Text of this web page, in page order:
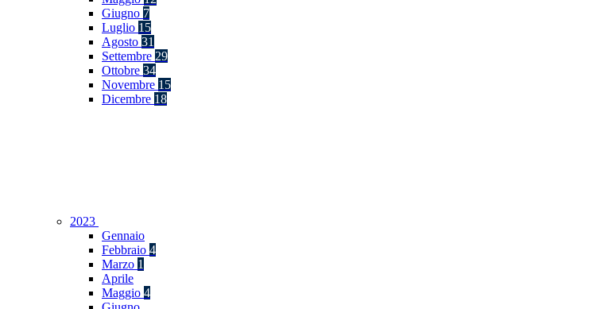
Giugno 7
Luglio 15
Agosto 31
Settembre 29
Ottobre 34
Novembre 15
Dicembre 18
2023
Gennaio
Febbraio 4
Marzo 1
Aprile
Maggio 4